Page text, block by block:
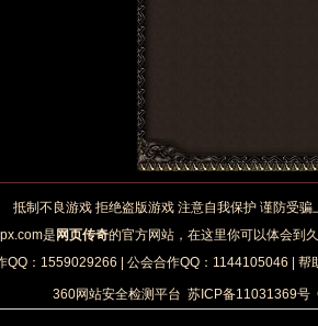
抵制不良游戏 拒绝盗版游戏 注意自我保护 谨防受
是 网页传奇的官方网站，在这里你可以体会到
QQ：1559029266 | 公会合作QQ：1144105046 |
360网站安全检测平台 苏ICP备11031369号